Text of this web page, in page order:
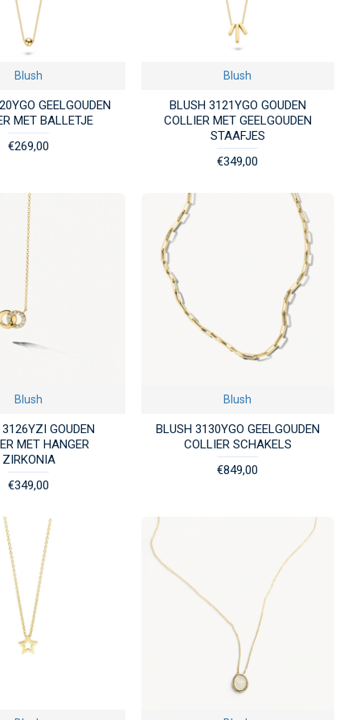
Blush
GEELGOUDEN
MET BALLETJE
€269,00
Blush
BLUSH 3121YGO GOUDEN
COLLIER MET GEELGOUDEN
STAAFJES
€349,00
Blush
GOUDEN
MET HANGER
ZIRKONIA
€349,00
Blush
BLUSH 3130YGO GEELGOUDEN
COLLIER SCHAKELS
€849,00